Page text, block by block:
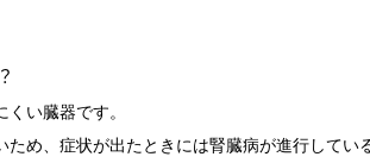
い臓器です。
め、症状が出たときには腎臓病が進行してい